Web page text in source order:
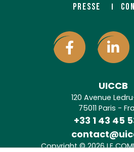
PRESSE
UICCB
120 Avenue
75011 Paris -
+33 1 43 45
Copyright © 2026 LE